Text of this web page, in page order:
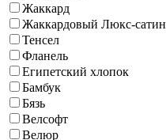
Жаккард
Жаккардовый Люкс-сатин
Тенсел
Фланель
Египетский хлопок
Бамбук
Бязь
Велсофт
Велюр